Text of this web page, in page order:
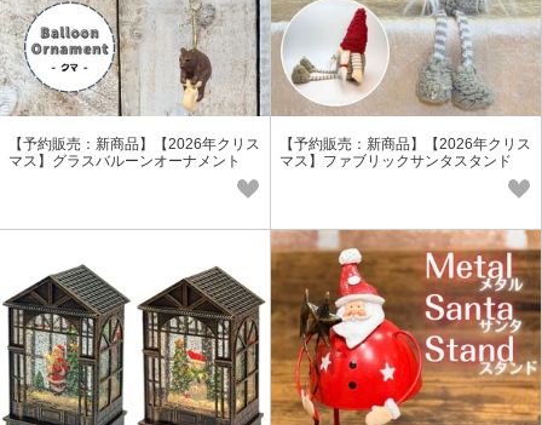
【予約販売：新商品】【2026年クリス
マス】グラスバルーンオーナメント
【予約販売：新商品】【2026年クリス
マス】ファブリックサンタスタンド